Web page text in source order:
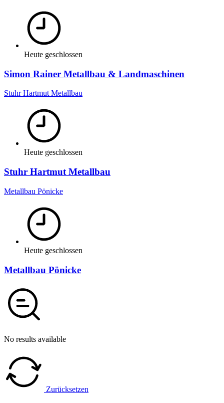
Heute geschlossen
Simon Rainer Metallbau & Landmaschinen
Stuhr Hartmut Metallbau
Heute geschlossen
Stuhr Hartmut Metallbau
Metallbau Pönicke
Heute geschlossen
Metallbau Pönicke
No results available
Zurücksetzen